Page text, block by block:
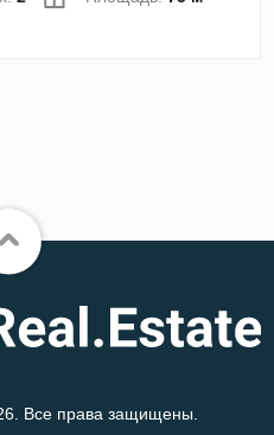
Все права защищены.